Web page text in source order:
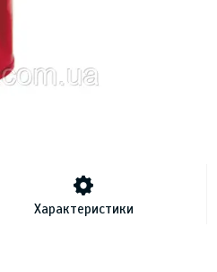
Характеристики